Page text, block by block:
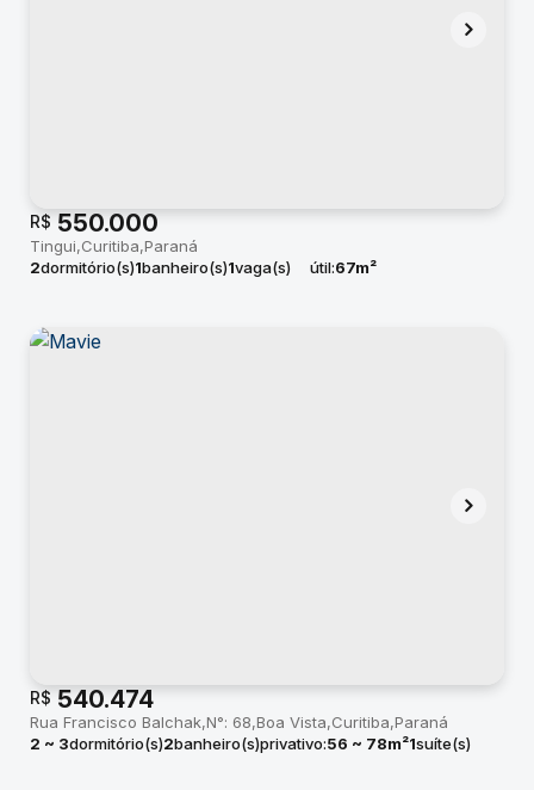
R$ 550.000
Tingui Curitiba Paraná
2dormitório(s)1banheiro(s)1vaga(s) útil:67m²
R$ 540.474
Rua Francisco Balchak N°: 68 Boa Vista Curitiba Paraná
2 ~ 3dormitório(s)2banheiro(s)privativo:56 ~ 78m²1suíte(s)